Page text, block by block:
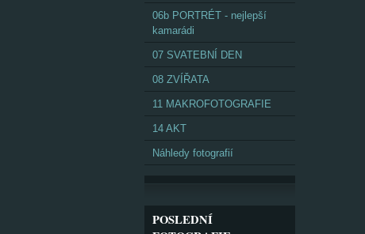
06b PORTRÉT - nejlepší
kamarádi
07 SVATEBNÍ DEN
08 ZVÍŘATA
11 MAKROFOTOGRAFIE
14 AKT
Náhledy fotografií
POSLEDNÍ